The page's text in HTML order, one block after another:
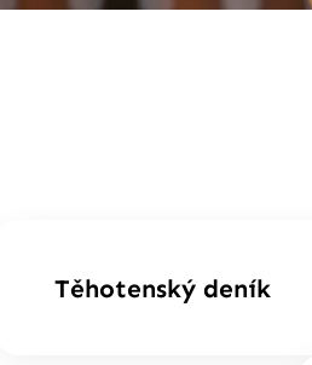
Těhotenský deník